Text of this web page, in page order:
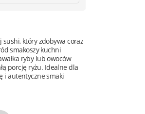
który zdobywa coraz
smakoszy kuchni
ryby lub owoców
porcję ryżu. Idealne dla
i autentyczne smaki